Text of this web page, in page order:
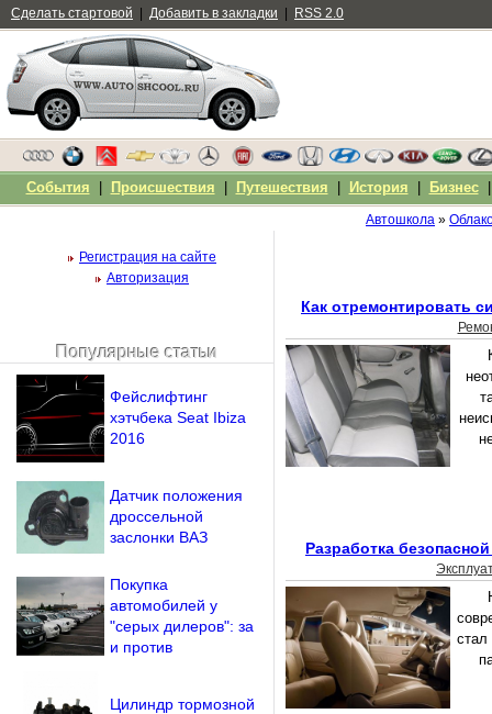
Автошкола »
Как отремонтировать
Разработка
стал
Регистрация на сайте
Авторизация
Напомнить пароль?
Популярные статьи
Фейслифтинг
хэтчбека Seat Ibiza
2016
Датчик положения
дроссельной
заслонки ВАЗ
Покупка
автомобилей у
"серых дилеров": за
и против
Цилиндр тормозной
Сделать стартовой Добавить в закладки RSS 2.0
События Происшествия Путешествия История Бизнес